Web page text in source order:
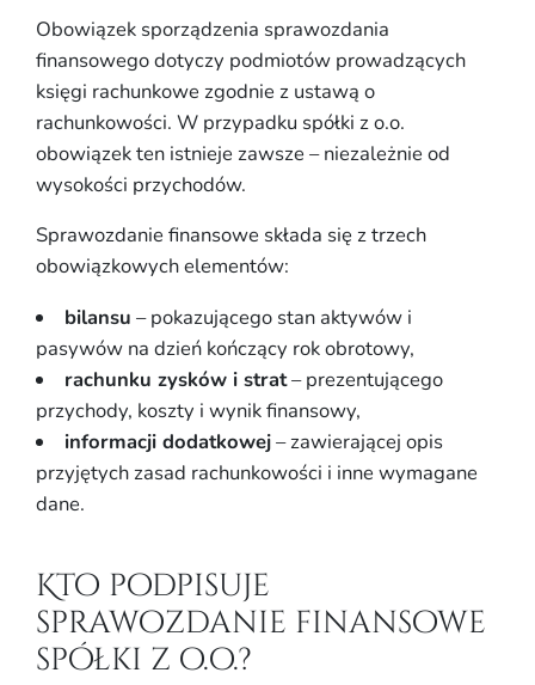
Obowiązek sporządzenia sprawozdania
finansowego dotyczy podmiotów prowadzących
księgi rachunkowe zgodnie z ustawą o
rachunkowości. W przypadku spółki z o.o.
obowiązek ten istnieje zawsze – niezależnie od
wysokości przychodów.
Sprawozdanie finansowe składa się z trzech
obowiązkowych elementów:
bilansu – pokazującego stan aktywów i
pasywów na dzień kończący rok obrotowy,
rachunku zysków i strat– prezentującego
przychody, koszty i wynik finansowy,
informacji dodatkowej– zawierającej opis
przyjętych zasad rachunkowości i inne wymagane
dane.
Kto podpisuje
sprawozdanie finansowe
spółki z o.o.?